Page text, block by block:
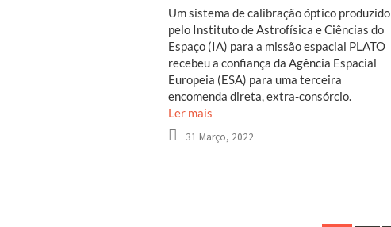
Um sistema de calibração óptico produzido
pelo Instituto de Astrofísica e Ciências do
Espaço (IA) para a missão espacial PLATO
recebeu a confiança da Agência Espacial
Europeia (ESA) para uma terceira
encomenda direta, extra-consórcio.
Ler mais
31 Março, 2022